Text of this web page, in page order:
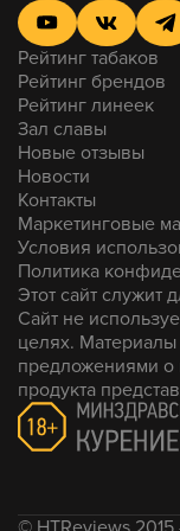
ягоды. Не
переваренный —
проверенному
Крепость — моё
сырьё.
версии Догмы, а
Мой итог:
— ну, может,
большей степени в
видел
увидел.
Конкретный итог:
держится,
снижу слегка
данной ягоды. А в
Рейтинг табаков
Рейтинг брендов
Рейтинг линеек
Зал славы
Новые отзывы
Новости
Контакты
Маркетинговые
Условия
Политика
Этот сайт служит
Сайт не
целях. Материалы
предложениями о
продукта